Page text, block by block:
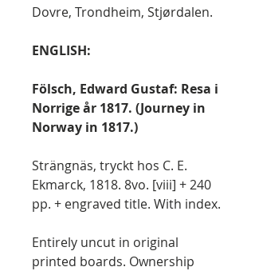
Dovre, Trondheim, Stjørdalen.
ENGLISH:
Fölsch, Edward Gustaf: Resa i
Norrige år 1817. (Journey in
Norway in 1817.)
Strängnäs, tryckt hos C. E.
Ekmarck, 1818. 8vo. [viii] + 240
pp. + engraved title. With index.
Entirely uncut in original
printed boards. Ownership